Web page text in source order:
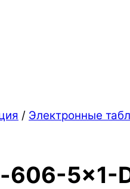
/ Электронные
606-5×1-